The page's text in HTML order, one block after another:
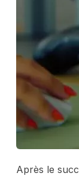
Après le